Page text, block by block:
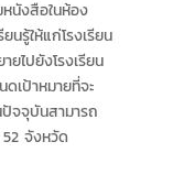
นังสือในห้อง
นรู้ให้แก่โรงเรียน
ยไปยังโรงเรียน
เป้าหมายที่จะ
จจุบันสามารถ
จังหวัด